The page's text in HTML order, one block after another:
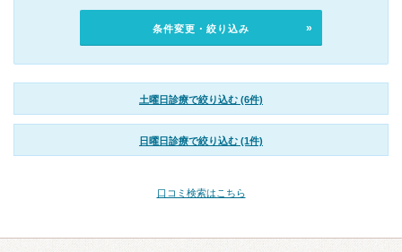
条件変更・絞り込み
土曜日診療で絞り込む (6件)
日曜日診療で絞り込む (1件)
口コミ検索はこちら